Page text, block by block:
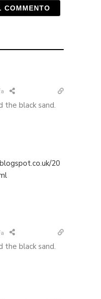
the black sand.
20
the black sand.